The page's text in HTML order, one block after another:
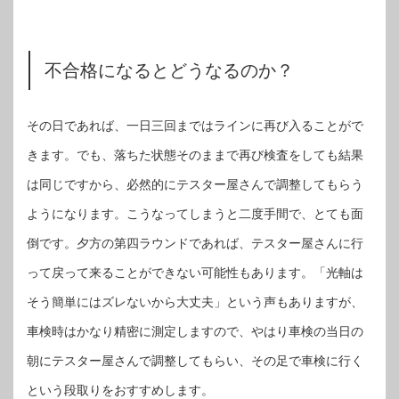
不合格になるとどうなるのか？
その日であれば、一日三回まではラインに再び入ることがで
きます。でも、落ちた状態そのままで再び検査をしても結果
は同じですから、必然的にテスター屋さんで調整してもらう
ようになります。こうなってしまうと二度手間で、とても面
倒です。夕方の第四ラウンドであれば、テスター屋さんに行
って戻って来ることができない可能性もあります。「光軸は
そう簡単にはズレないから大丈夫」という声もありますが、
車検時はかなり精密に測定しますので、やはり車検の当日の
朝にテスター屋さんで調整してもらい、その足で車検に行く
という段取りをおすすめします。